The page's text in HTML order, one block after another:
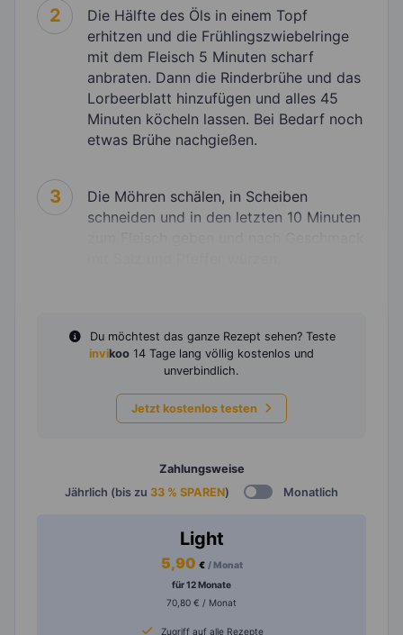
2
Die Hälfte des Öls in einem Topf
erhitzen und die Frühlingszwiebelringe
mit dem Fleisch 5 Minuten scharf
anbraten. Dann die Rinderbrühe und das
Lorbeerblatt hinzufügen und alles 45
Minuten köcheln lassen. Bei Bedarf noch
etwas Brühe nachgießen.
3
Die Möhren schälen, in Scheiben
schneiden und in den letzten 10 Minuten
Du möchtest das ganze Rezept sehen? Teste
invikoo 14 Tage lang völlig kostenlos und
unverbindlich.
Jetzt kostenlos testen
Zahlungsweise
Jährlich (bis zu 33 % SPAREN) Monatlich
Light
5,90 € / Monat
für 12 Monate
70,80 € / Monat
Zugriff auf alle Rezepte